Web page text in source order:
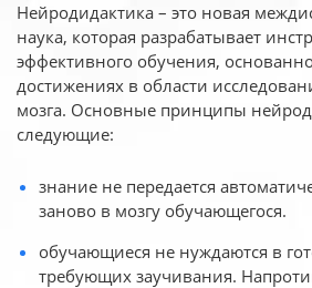
Нейродидактика – это новая
наука, которая разрабатывает
эффективного обучения,
достижениях в области
мозга. Основные принципы
следующие:
знание не передается
заново в мозгу обучающегося.
обучающиеся не нуждаются в
требующих заучивания.